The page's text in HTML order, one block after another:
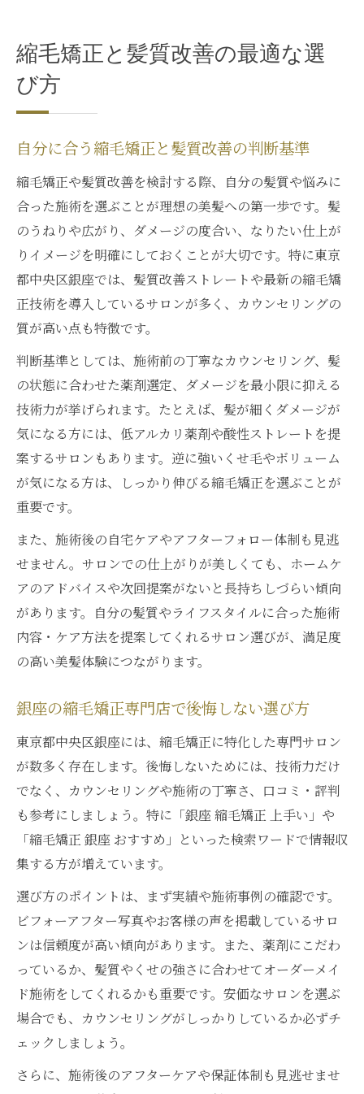
縮毛矯正と髪質改善の最適な選
び方
自分に合う縮毛矯正と髪質改善の判断基準
縮毛矯正や髪質改善を検討する際、自分の髪質や悩みに
合った施術を選ぶことが理想の美髪への第一歩です。髪
のうねりや広がり、ダメージの度合い、なりたい仕上が
りイメージを明確にしておくことが大切です。特に東京
都中央区銀座では、髪質改善ストレートや最新の縮毛矯
正技術を導入しているサロンが多く、カウンセリングの
質が高い点も特徴です。
判断基準としては、施術前の丁寧なカウンセリング、髪
の状態に合わせた薬剤選定、ダメージを最小限に抑える
技術力が挙げられます。たとえば、髪が細くダメージが
気になる方には、低アルカリ薬剤や酸性ストレートを提
案するサロンもあります。逆に強いくせ毛やボリューム
が気になる方は、しっかり伸びる縮毛矯正を選ぶことが
重要です。
また、施術後の自宅ケアやアフターフォロー体制も見逃
せません。サロンでの仕上がりが美しくても、ホームケ
アのアドバイスや次回提案がないと長持ちしづらい傾向
があります。自分の髪質やライフスタイルに合った施術
内容・ケア方法を提案してくれるサロン選びが、満足度
の高い美髪体験につながります。
銀座の縮毛矯正専門店で後悔しない選び方
東京都中央区銀座には、縮毛矯正に特化した専門サロン
が数多く存在します。後悔しないためには、技術力だけ
でなく、カウンセリングや施術の丁寧さ、口コミ・評判
も参考にしましょう。特に「銀座 縮毛矯正 上手い」や
「縮毛矯正 銀座 おすすめ」といった検索ワードで情報収
集する方が増えています。
選び方のポイントは、まず実績や施術事例の確認です。
ビフォーアフター写真やお客様の声を掲載しているサロ
ンは信頼度が高い傾向があります。また、薬剤にこだわ
っているか、髪質やくせの強さに合わせてオーダーメイ
ド施術をしてくれるかも重要です。安価なサロンを選ぶ
場合でも、カウンセリングがしっかりしているか必ずチ
ェックしましょう。
さらに、施術後のアフターケアや保証体制も見逃せませ